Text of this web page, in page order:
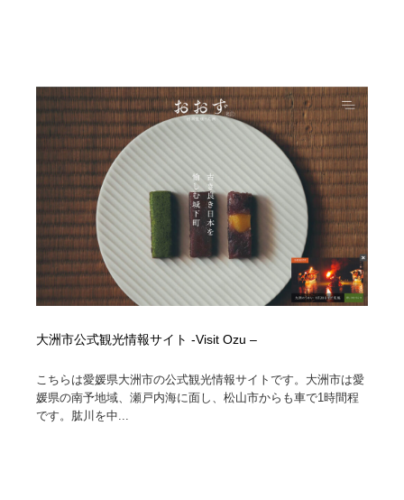
大洲市公式観光情報サイト -Visit Ozu –
こちらは愛媛県大洲市の公式観光情報サイトです。大洲市は愛
媛県の南予地域、瀬戸内海に面し、松山市からも車で1時間程
です。肱川を中...